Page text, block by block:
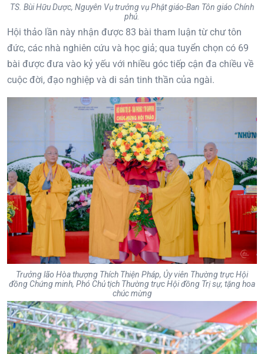
TS. Bùi Hữu Dược, Nguyên Vụ trưởng vụ Phật giáo-Ban Tôn giáo Chính
phủ.
Hội thảo lần này nhận được 83 bài tham luận từ chư tôn
đức, các nhà nghiên cứu và học giả; qua tuyển chọn có 69
bài được đưa vào kỷ yếu với nhiều góc tiếp cận đa chiều về
cuộc đời, đạo nghiệp và di sản tinh thần của ngài.
Trưởng lão Hòa thượng Thích Thiện Pháp, Ủy viên Thường trực Hội
đồng Chứng minh, Phó Chủ tịch Thường trực Hội đồng Trị sự, tặng hoa
chúc mừng